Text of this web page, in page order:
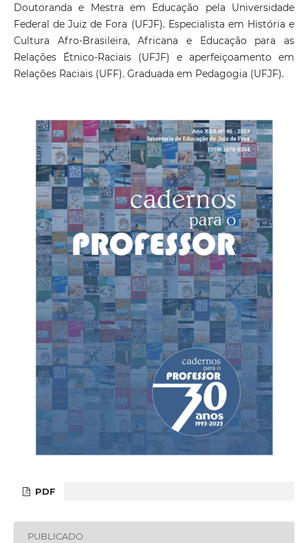
Doutoranda e Mestra em Educação pela Universidade
Federal de Juiz de Fora (UFJF). Especialista em História e
Cultura Afro-Brasileira, Africana e Educação para as
Relações Étnico-Raciais (UFJF) e aperfeiçoamento em
Relações Raciais (UFF). Graduada em Pedagogia (UFJF).
PDF
PUBLICADO